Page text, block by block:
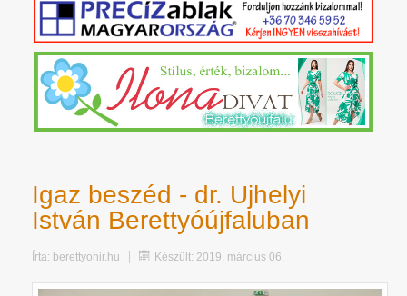
Igaz beszéd - dr. Ujhelyi
István Berettyóújfaluban
Írta: berettyohir.hu Készült: 2019. március 06.